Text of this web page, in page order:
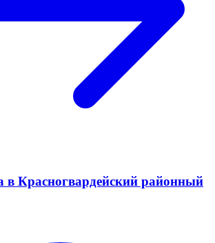
в Красногвардейский районный